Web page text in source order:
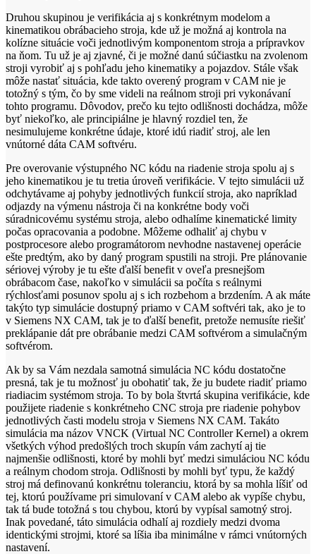
Druhou skupinou je verifikácia aj s konkrétnym modelom a
kinematikou obrábacieho stroja, kde už je možná aj kontrola na
kolízne situácie voči jednotlivým komponentom stroja a prípravkov
na ňom. Tu už je aj zjavné, či je možné danú súčiastku na zvolenom
stroji vyrobiť aj s pohľadu jeho kinematiky a pojazdov. Stále však
môže nastať situácia, kde takto overený program v CAM nie je
totožný s tým, čo by sme videli na reálnom stroji pri vykonávaní
tohto programu. Dôvodov, prečo ku tejto odlišnosti dochádza, môže
byť niekoľko, ale principiálne je hlavný rozdiel ten, že
nesimulujeme konkrétne údaje, ktoré idú riadiť stroj, ale len
vnútorné dáta CAM softvéru.
Pre overovanie výstupného NC kódu na riadenie stroja spolu aj s
jeho kinematikou je tu tretia úroveň verifikácie. V tejto simulácii už
odchytávame aj pohyby jednotlivých funkcií stroja, ako napríklad
odjazdy na výmenu nástroja či na konkrétne body voči
súradnicovému systému stroja, alebo odhalíme kinematické limity
počas opracovania a podobne. Môžeme odhaliť aj chybu v
postprocesore alebo programátorom nevhodne nastavenej operácie
ešte predtým, ako by daný program spustili na stroji. Pre plánovanie
sériovej výroby je tu ešte ďalší benefit v oveľa presnejšom
obrábacom čase, nakoľko v simulácii sa počíta s reálnymi
rýchlosťami posunov spolu aj s ich rozbehom a brzdením. A ak máte
takýto typ simulácie dostupný priamo v CAM softvéri tak, ako je to
v Siemens NX CAM, tak je to ďalší benefit, pretože nemusíte riešiť
preklápanie dát pre obrábanie medzi CAM softvérom a simulačným
softvérom.
Ak by sa Vám nezdala samotná simulácia NC kódu dostatočne
presná, tak je tu možnosť ju obohatiť tak, že ju budete riadiť priamo
riadiacim systémom stroja. To by bola štvrtá skupina verifikácie, kde
použijete riadenie s konkrétneho CNC stroja pre riadenie pohybov
jednotlivých časti modelu stroja v Siemens NX CAM. Takáto
simulácia ma názov VNCK (Virtual NC Controller Kernel) a okrem
všetkých výhod predošlých troch skupín vám zachytí aj tie
najmenšie odlišnosti, ktoré by mohli byť medzi simuláciou NC kódu
a reálnym chodom stroja. Odlišnosti by mohli byť typu, že každý
stroj má definovanú konkrétnu toleranciu, ktorá by sa mohla líšiť od
tej, ktorú používame pri simulovaní v CAM alebo ak vypíše chybu,
tak tá bude totožná s tou chybou, ktorú by vypísal samotný stroj.
Inak povedané, táto simulácia odhalí aj rozdiely medzi dvoma
identickými strojmi, ktoré sa líšia iba minimálne v rámci vnútorných
nastavení.